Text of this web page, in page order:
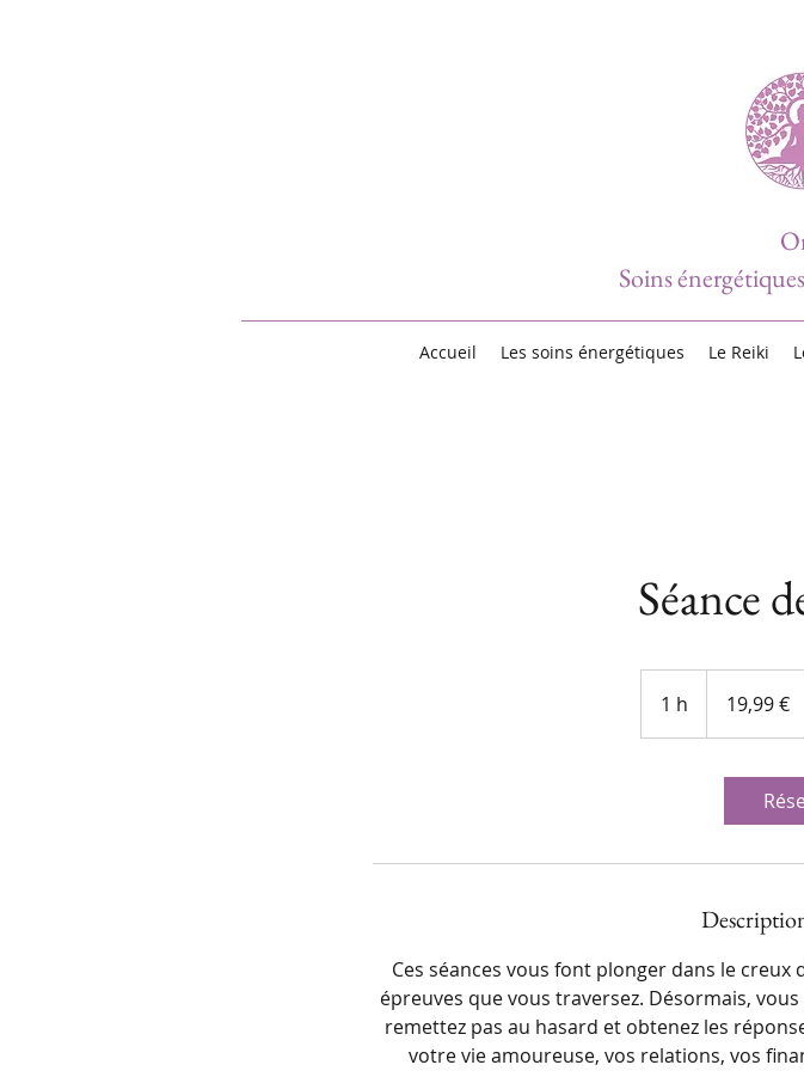
Soins
Accueil Les soins énergétiques Le Reiki
Séance
1 h 19,99 €
Ces séances vous font plonger dans le
épreuves que vous traversez. Désormais,
remettez pas au hasard et obtenez les
votre vie amoureuse, vos relations, vos